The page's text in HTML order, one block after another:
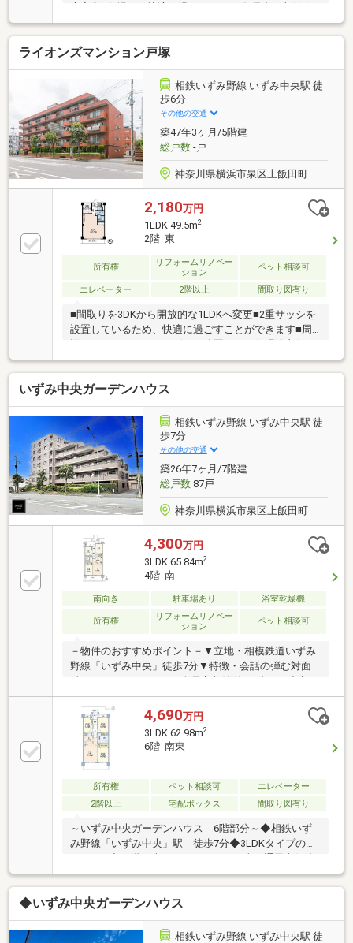
房完備♪冬場でも快適に過ごせます♪■各居室に収納有
り♪主寝室にはウォークインクローゼット有り♪
ライオンズマンション戸塚
相鉄いずみ野線 いずみ中央駅 徒
歩6分
その他の交通
築47年3ヶ月/5階建
総戸数-戸
神奈川県横浜市泉区上飯田町
2,180万円
1LDK 49.5m2
2階 東
所有権
リフォームリノベー
ション
ペット相談可
エレベーター 2階以上 間取り図有り
■間取りを3DKから開放的な1LDKへ変更■2重サッシを
設置しているため、快適に過ごすことができます■周
辺にはスーパー・コンビニ・公園があり住環境良好で
す
いずみ中央ガーデンハウス
相鉄いずみ野線 いずみ中央駅 徒
歩7分
その他の交通
築26年7ヶ月/7階建
総戸数87戸
神奈川県横浜市泉区上飯田町
4,300万円
3LDK 65.84m2
4階 南
南向き 駐車場あり 浴室乾燥機
所有権
リフォームリノベー
ション
ペット相談可
－物件のおすすめポイント－▼立地・相模鉄道いずみ
野線「いずみ中央」徒歩7分▼特徴・会話の弾む対面
可能な南向きバルコニー・住戸の独立性を高めた門扉
付玄関ポーチ・ペット飼育可能(各住戸1匹など細則
有)▼設備・浴室乾燥機・オートロック▼室内リフォー
ム履歴【2016年4月】キッチン交換、フローリング張
替【2022年1月】浴室・洗面室・トイレ交換▼周辺環
境・ロピアいずみ中央店 徒歩5分(約350m)■ ご希望の
住まい探しをお手伝いします ━━━━━・・・物件の
詳細・ご相談はお気軽にお問い合わせください。
4,690万円
3LDK 62.98m2
6階 南東
所有権 ペット相談可
エレベーター
2階以上
宅配ボックス 間取り図有り
～いずみ中央ガーデンハウス 6階部分～◆相鉄いず
み野線「いずみ中央」駅 徒歩7分◆3LDKタイプの
ペット飼育可能（規約により制限有）◆令和8年7月リ
フォーム完了予定・天壁クロス貼替・キッチン一式
浄水器一体型蛇口水栓、食洗器・トイレ、便器交換、
床貼替・洗面器、洗面化粧台交換、床貼替・浴室一
式 浴室換気乾燥機付き・全フロア床貼替・各スイッ
◆いずみ中央ガーデンハウス
相鉄いずみ野線 いずみ中央駅 徒